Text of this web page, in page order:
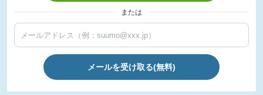
または
メールを受け取る(無料)